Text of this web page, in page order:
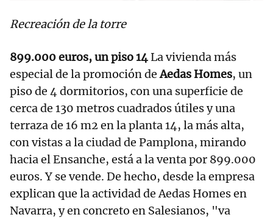
Recreación de la torre
899.000 euros, un piso 14La vivienda más
especial de la promoción deAedas Homes, un
piso de 4 dormitorios, con una superficie de
cerca de 130 metros cuadrados útiles y una
terraza de 16 m2 en la planta 14, la más alta,
con vistas a la ciudad de Pamplona, mirando
hacia el Ensanche, está a la venta por 899.000
euros. Y se vende. De hecho, desde la empresa
explican que la actividad de Aedas Homes en
Navarra, y en concreto en Salesianos, "va